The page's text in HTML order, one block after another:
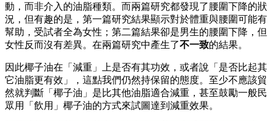
動，而非介入的油脂種類。而兩篇研究都發現了腰圍下降的狀
況，但有趣的是，第一篇研究結果顯示對於體重與腰圍可能有
幫助，受試者全為女性；第二篇結果卻是男生的腰圍下降，但
女性反而沒有差異。在兩篇研究中產生了不一致的結果。
因此椰子油在「減重」上是否有其功效，或者說「是否比起其
它油脂更有效」，這點我們仍然持保留的態度。至少不應該貿
然就判斷「椰子油」是比其他油脂適合減重，甚至鼓勵一般民
眾用「飲用」椰子油的方式來試圖達到減重效果。